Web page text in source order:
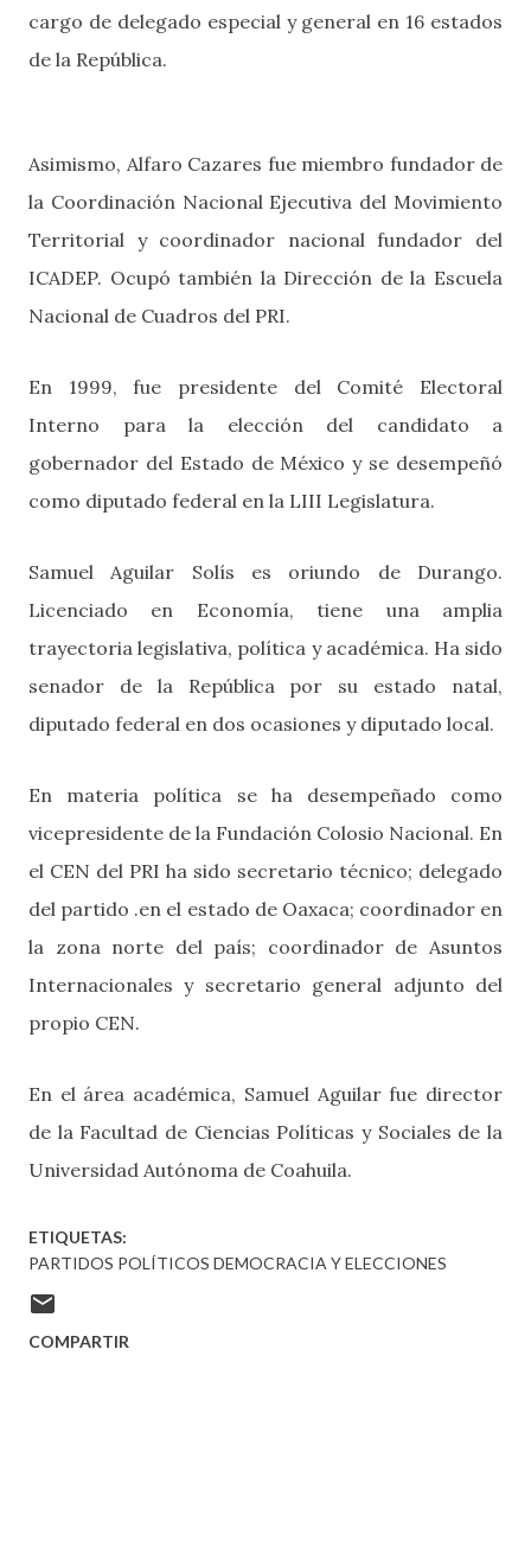
cargo de delegado especial y general en 16 estados
de la República.
Asimismo, Alfaro Cazares fue miembro fundador de
la Coordinación Nacional Ejecutiva del Movimiento
Territorial y coordinador nacional fundador del
ICADEP. Ocupó también la Dirección de la Escuela
Nacional de Cuadros del PRI.
En 1999, fue presidente del Comité Electoral
Interno para la elección del candidato a
gobernador del Estado de México y se desempeñó
como diputado federal en la LIII Legislatura.
Samuel Aguilar Solís es oriundo de Durango.
Licenciado en Economía, tiene una amplia
trayectoria legislativa, política y académica. Ha sido
senador de la República por su estado natal,
diputado federal en dos ocasiones y diputado local.
En materia política se ha desempeñado como
vicepresidente de la Fundación Colosio Nacional. En
el CEN del PRI ha sido secretario técnico; delegado
del partido .en el estado de Oaxaca; coordinador en
la zona norte del país; coordinador de Asuntos
Internacionales y secretario general adjunto del
propio CEN.
En el área académica, Samuel Aguilar fue director
de la Facultad de Ciencias Políticas y Sociales de la
Universidad Autónoma de Coahuila.
ETIQUETAS:
PARTIDOS POLÍTICOS DEMOCRACIA Y ELECCIONES
COMPARTIR